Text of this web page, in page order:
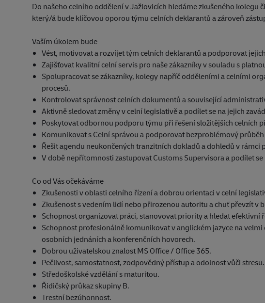
Do našeho celního oddělení v Jažlovicích hledáme zkušeného kolegu
který/á bude klíčovou oporou týmu celních deklarantů a zároveň
Vaším úkolem bude
Vést, motivovat a rozvíjet tým celních deklarantů a podporovat
Zajišťovat kvalitní celní servis pro naše zákazníky v souladu s
Spolupracovat se zákazníky, kolegy napříč odděleními a celními
procesů.
Kontrolovat správnost celních dokumentů a související
Aktivně sledovat změny v celní legislativě a podílet se na jejich
Poskytovat odbornou podporu týmu při řešení složitějších celních
Komunikovat s Celní správou a podporovat bezproblémový
Řešit agendu neukončených tranzitních dokladů a dohledů v rámci
V době nepřítomnosti zastupovat Customs Supervisora a podílet
Co od Vás očekáváme
Zkušenosti v oblasti celního řízení a dobrou orientaci v celní
Zkušenost s vedením lidí nebo přirozenou autoritu a chuť převzít v
Schopnost organizovat práci, stanovovat priority a hledat efektivní
Schopnost profesionálně komunikovat v anglickém jazyce na
osobních jednáních a konferenčních hovorech.
Dobrou uživatelskou znalost MS Office / Office 365.
Pečlivost, samostatnost, zodpovědný přístup a odolnost vůči stresu.
Středoškolské vzdělání s maturitou.
Řidičský průkaz skupiny B.
Trestní bezúhonnost.